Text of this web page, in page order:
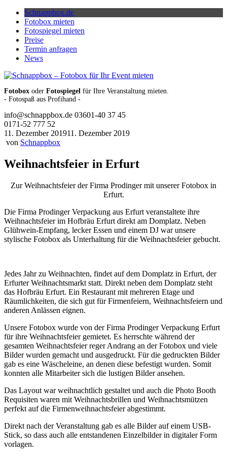
Skip
content
Schnappbox.de
Fotobox mieten
Fotospiegel mieten
Preise
Termin anfragen
News
Fotobox oder Fotospiegel für Ihre Veranstaltung mieten.
- Fotospaß aus Profihand -
info@schnappbox.de 03601-40 37 45
0171-52 777 52
11. Dezember 201911. Dezember 2019
von Schnappbox
Weihnachtsfeier in Erfurt
Zur Weihnachtsfeier der Firma Prodinger mit unserer Fotobox in
Erfurt.
Die Firma Prodinger Verpackung aus Erfurt veranstaltete ihre
Weihnachtsfeier im Hofbräu Erfurt direkt am Domplatz. Neben
Glühwein-Empfang, lecker Essen und einem DJ war unsere
stylische Fotobox als Unterhaltung für die Weihnachtsfeier gebucht.
Jedes Jahr zu Weihnachten, findet auf dem Domplatz in Erfurt, der
Erfurter Weihnachtsmarkt statt. Direkt neben dem Domplatz steht
das Hofbräu Erfurt. Ein Restaurant mit mehreren Etage und
Räumlichkeiten, die sich gut für Firmenfeiern, Weihnachtsfeiern und
anderen Anlässen eignen.
Unsere Fotobox wurde von der Firma Prodinger Verpackung Erfurt
für ihre Weihnachtsfeier gemietet. Es herrschte während der
gesamten Weihnachtsfeier reger Andrang an der Fotobox und viele
Bilder wurden gemacht und ausgedruckt. Für die gedruckten Bilder
gab es eine Wäscheleine, an denen diese befestigt wurden. Somit
konnten alle Mitarbeiter sich die lustigen Bilder ansehen.
Das Layout war weihnachtlich gestaltet und auch die Photo Booth
Requisiten waren mit Weihnachtsbrillen und Weihnachtsmützen
perfekt auf die Firmenweihnachtsfeier abgestimmt.
Direkt nach der Veranstaltung gab es alle Bilder auf einem USB-
Stick, so dass auch alle entstandenen Einzelbilder in digitaler Form
vorlagen.